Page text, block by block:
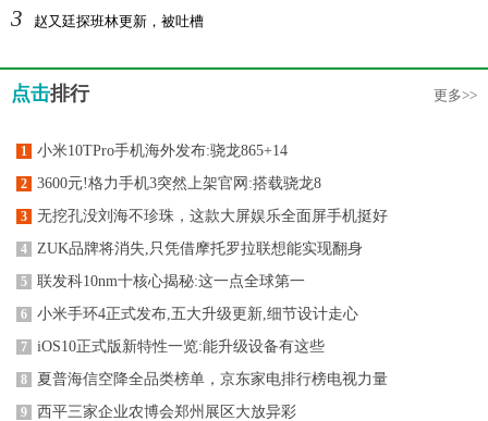
3 赵又廷探班林更新，被吐槽
点击排行 更多>>
1 小米10TPro手机海外发布:骁龙865+14
2 3600元!格力手机3突然上架官网:搭载骁龙8
3 无挖孔没刘海不珍珠，这款大屏娱乐全面屏手机挺好
4 ZUK品牌将消失,只凭借摩托罗拉联想能实现翻身
5 联发科10nm十核心揭秘:这一点全球第一
6 小米手环4正式发布,五大升级更新,细节设计走心
7 iOS10正式版新特性一览:能升级设备有这些
8 夏普海信空降全品类榜单，京东家电排行榜电视力量
9 西平三家企业农博会郑州展区大放异彩